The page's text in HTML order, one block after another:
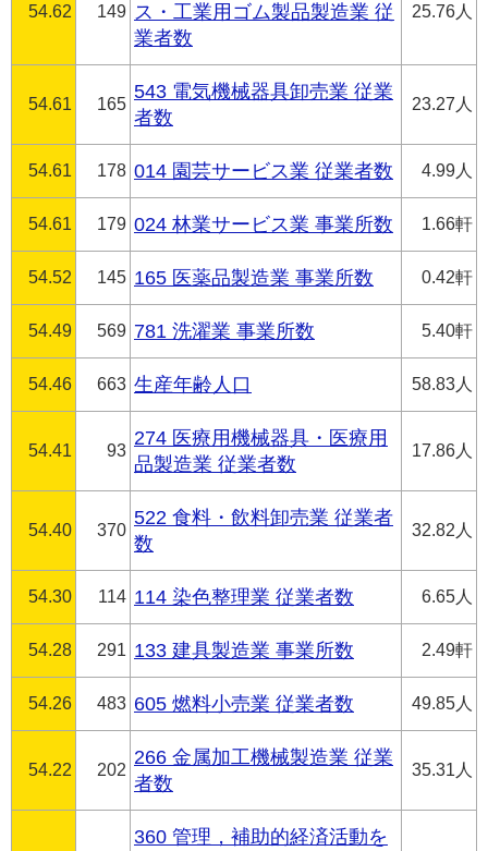
54.62 149 ス・工業用ゴム製品製造業 従
業者数
25.76人
54.61 165
543 電気機械器具卸売業 従業
者数
23.27人
54.61 178 014 園芸サービス業 従業者数 4.99人
54.61 179 024 林業サービス業 事業所数 1.66軒
54.52 145 165 医薬品製造業 事業所数 0.42軒
54.49 569 781 洗濯業 事業所数 5.40軒
54.46 663 生産年齢人口 58.83人
54.41 93
274 医療用機械器具・医療用
品製造業 従業者数
17.86人
54.40 370
522 食料・飲料卸売業 従業者
数
32.82人
54.30 114 114 染色整理業 従業者数 6.65人
54.28 291 133 建具製造業 事業所数 2.49軒
54.26 483 605 燃料小売業 従業者数 49.85人
54.22 202
266 金属加工機械製造業 従業
者数
35.31人
360 管理，補助的経済活動を